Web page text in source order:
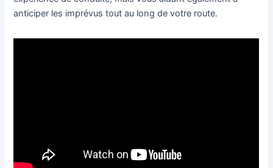
anticiper les imprévus tout au long de votre route.